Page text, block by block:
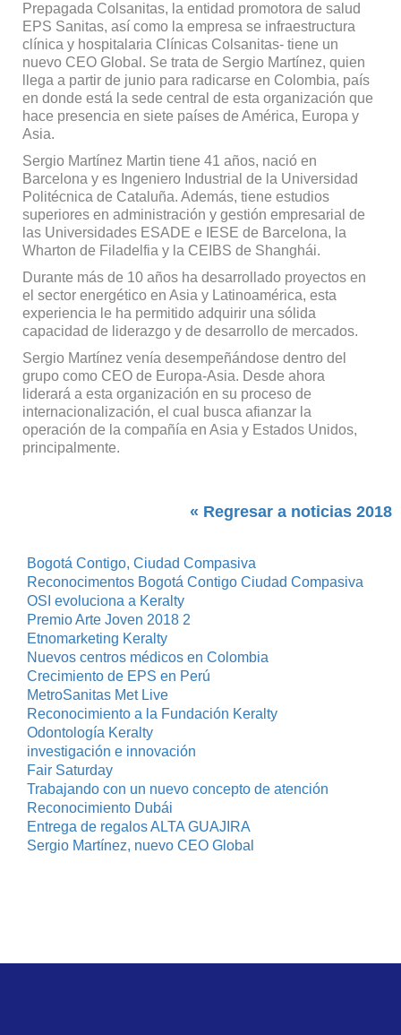
Prepagada Colsanitas, la entidad promotora de salud
EPS Sanitas, así como la empresa se infraestructura
clínica y hospitalaria Clínicas Colsanitas- tiene un
nuevo CEO Global. Se trata de Sergio Martínez, quien
llega a partir de junio para radicarse en Colombia, país
en donde está la sede central de esta organización que
hace presencia en siete países de América, Europa y
Asia.
Sergio Martínez Martin tiene 41 años, nació en
Barcelona y es Ingeniero Industrial de la Universidad
Politécnica de Cataluña. Además, tiene estudios
superiores en administración y gestión empresarial de
las Universidades ESADE e IESE de Barcelona, la
Wharton de Filadelfia y la CEIBS de Shanghái.
Durante más de 10 años ha desarrollado proyectos en
el sector energético en Asia y Latinoamérica, esta
experiencia le ha permitido adquirir una sólida
capacidad de liderazgo y de desarrollo de mercados.
Sergio Martínez venía desempeñándose dentro del
grupo como CEO de Europa-Asia. Desde ahora
liderará a esta organización en su proceso de
internacionalización, el cual busca afianzar la
operación de la compañía en Asia y Estados Unidos,
principalmente.
« Regresar a noticias 2018
Bogotá Contigo, Ciudad Compasiva
Reconocimentos Bogotá Contigo Ciudad Compasiva
OSI evoluciona a Keralty
Premio Arte Joven 2018 2
Etnomarketing Keralty
Nuevos centros médicos en Colombia
Crecimiento de EPS en Perú
MetroSanitas Met Live
Reconocimiento a la Fundación Keralty
Odontología Keralty
investigación e innovación
Fair Saturday
Trabajando con un nuevo concepto de atención
Reconocimiento Dubái
Entrega de regalos ALTA GUAJIRA
Sergio Martínez, nuevo CEO Global